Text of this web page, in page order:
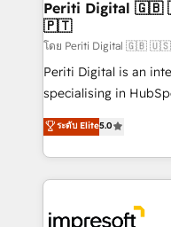
の統合・浸透・変革管理を実
計・構築：リード獲得
提供。 ▸ 既存CRM・
Marketo・Pardot等
データ移行と活用設計
か？ ✓ HubSpot Elite
ード受賞・HUGリー
products and
difference.
Periti Digital 🇬🇧 🇺🇸 🇮🇪 🇨🇦 🇩🇪 🇳🇱
🇵🇹
โดย Periti Digital
Periti Digital is an
specialising in
Antropic's Claude
offices in Dublin,
New York. We help organisations unlock their full
revenue potential by
beyond, with
ระดับ Elite5.0